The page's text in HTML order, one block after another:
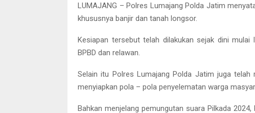
LUMAJANG – Polres Lumajang Polda Jatim
khususnya banjir dan tanah longsor.
Kesiapan tersebut telah dilakukan sejak dini mulai
BPBD dan relawan.
Selain itu Polres Lumajang Polda Jatim juga telah
menyiapkan pola – pola penyelematan warga
Bahkan menjelang pemungutan suara Pilkada